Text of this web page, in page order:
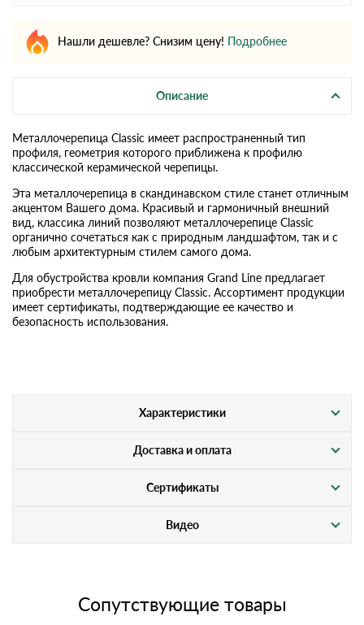
Нашли дешевле? Снизим цену! Подробнее
Описание
Металлочерепица Classic имеет распространенный тип
профиля, геометрия которого приближена к профилю
классической керамической черепицы.
Эта металлочерепица в скандинавском стиле станет отличным
акцентом Вашего дома. Красивый и гармоничный внешний
вид, классика линий позволяют металлочерепице Classic
органично сочетаться как с природным ландшафтом, так и с
любым архитектурным стилем самого дома.
Для обустройства кровли компания Grand Line предлагает
приобрести металлочерепицу Classic. Ассортимент продукции
имеет сертификаты, подтверждающие ее качество и
безопасность использования.
Характеристики
Доставка и оплата
Сертификаты
Видео
Сопутствующие товары